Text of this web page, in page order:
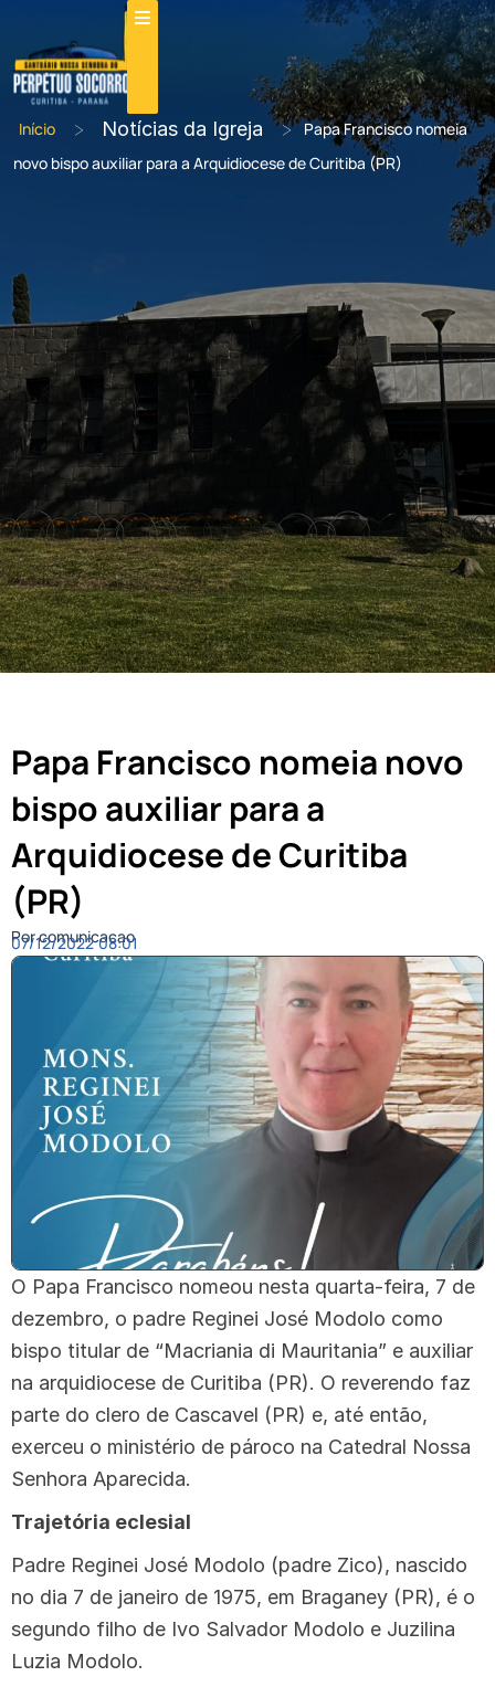
Início > Notícias da Igreja > Papa Francisco nomeia
novo bispo auxiliar para a Arquidiocese de Curitiba (PR)
Papa Francisco nomeia novo
bispo auxiliar para a
Arquidiocese de Curitiba
(PR)
Por comunicacao
07/12/2022 08:01
O Papa Francisco nomeou nesta quarta-feira, 7 de
dezembro, o padre Reginei José Modolo como
bispo titular de “Macriania di Mauritania” e auxiliar
na arquidiocese de Curitiba (PR). O reverendo faz
parte do clero de Cascavel (PR) e, até então,
exerceu o ministério de pároco na Catedral Nossa
Senhora Aparecida.
Trajetória eclesial
Padre Reginei José Modolo (padre Zico), nascido
no dia 7 de janeiro de 1975, em Braganey (PR), é o
segundo filho de Ivo Salvador Modolo e Juzilina
Luzia Modolo.